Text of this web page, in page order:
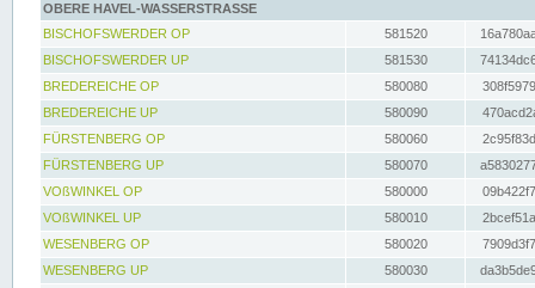
OBERE HAVEL-WASSERSTRASSE
BISCHOFSWERDER OP
581520
BISCHOFSWERDER UP
581530
BREDEREICHE OP
580080
BREDEREICHE UP
580090
FÜRSTENBERG OP
580060
FÜRSTENBERG UP
580070
VOßWINKEL OP
580000
VOßWINKEL UP
580010
WESENBERG OP
580020
WESENBERG UP
580030